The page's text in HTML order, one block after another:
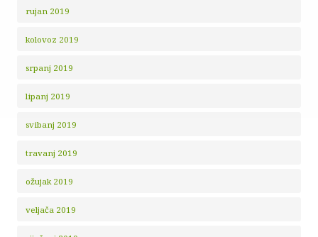
rujan 2019
kolovoz 2019
srpanj 2019
lipanj 2019
svibanj 2019
travanj 2019
ožujak 2019
veljača 2019